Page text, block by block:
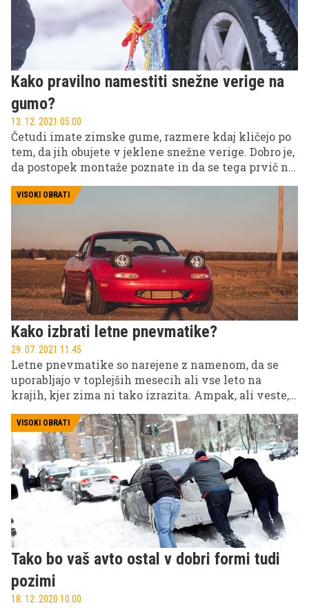
Kako pravilno namestiti snežne verige na
gumo?
13. 12. 2021 05.00
Četudi imate zimske gume, razmere kdaj kličejo po
tem, da jih obujete v jeklene snežne verige. Dobro je,
da postopek montaže poznate in da se tega prvič ne
lotevate, ko ste verige primorani uporabiti. Zadevo
pred uporabo v praksi prej preizkusite doma oz. na
suhem, da boste v bolj stresnih razmerah to storili
čim hitreje in s čim manj zapleti, ki ste jih z vajo
morda odpravili vnaprej. Vsi, ki to že znate, pa si
osvežite spomin.
VISOKI OBRATI
Kako izbrati letne pnevmatike?
29. 07. 2021 11.45
Letne pnevmatike so narejene z namenom, da se
uporabljajo v toplejših mesecih ali vse leto na
krajih, kjer zima ni tako izrazita. Ampak, ali veste,
VISOKI OBRATI
Tako bo vaš avto ostal v dobri formi tudi
pozimi
18. 12. 2020 10.00